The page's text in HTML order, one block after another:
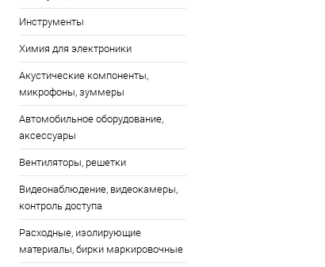
Инструменты
Химия для электроники
Акустические компоненты,
микрофоны, зуммеры
Автомобильное оборудование,
аксессуары
Вентиляторы, решетки
Видеонаблюдение, видеокамеры,
контроль доступа
Расходные, изолирующие
материалы, бирки маркировочные